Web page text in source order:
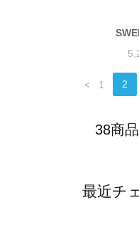
< 1 2
38商
最近チ